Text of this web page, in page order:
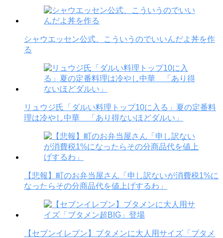
シャウエッセン公式、こういうのでいいんだよ丼を作
る
リュウジ氏「ダルい料理トップ10に入る」夏の定番料
理は冷やし中華 「あり得ないほどダルい」
【悲報】町のお弁当屋さん「申し訳ないが消費税1%に
なったらその分商品代を値上げするわ」
【セブンイレブン】ブタメンに大人用サイズ「ブタメ